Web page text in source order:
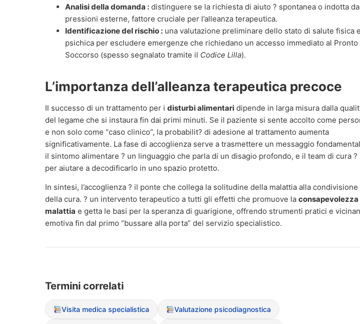
Analisi della domanda : distinguere se la richiesta di aiuto ? spontanea o indotta da
pressioni esterne, fattore cruciale per l’alleanza terapeutica.
Identificazione del rischio : una valutazione preliminare dello stato di salute fisica e
psichica per escludere emergenze che richiedano un accesso immediato al Pronto
Soccorso (spesso segnalato tramite il Codice Lilla).
L’importanza dell’alleanza terapeutica precoce
Il successo di un trattamento per i disturbi alimentari dipende in larga misura dalla
del legame che si instaura fin dai primi minuti. Se il paziente si sente accolto come
e non solo come “caso clinico”, la probabilit? di adesione al trattamento aumenta
significativamente. La fase di accoglienza serve a trasmettere un messaggio
il sintomo alimentare ? un linguaggio che parla di un disagio profondo, e il team di cura ?
per aiutare a decodificarlo in uno spazio protetto.
In sintesi, l’accoglienza ? il ponte che collega la solitudine della malattia alla condivisione
della cura. ? un intervento terapeutico a tutti gli effetti che promuove la consapevolezza
malattia e getta le basi per la speranza di guarigione, offrendo strumenti pratici e
emotiva fin dal primo “bussare alla porta” del servizio specialistico.
Termini correlati
Visita medica specialistica Valutazione psicodiagnostica